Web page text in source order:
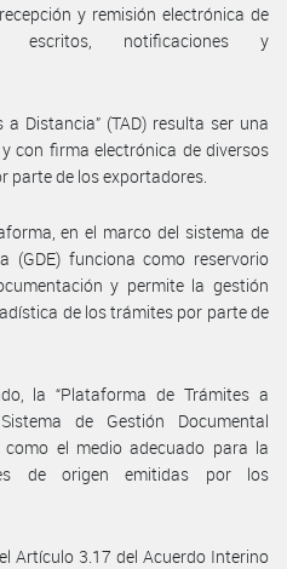
y remisión electrónica de
escritos, notificaciones y
Distancia” (TAD) resulta ser una
con firma electrónica de diversos
parte de los exportadores.
en el marco del sistema de
(GDE) funciona como reservorio
y permite la gestión
de los trámites por parte de
la “Plataforma de Trámites a
de Gestión Documental
como el medio adecuado para la
de origen emitidas por los
Artículo 3.17 del Acuerdo Interino